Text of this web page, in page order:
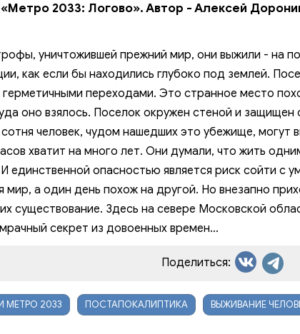
2033: Логово». Автор - Алексей
уничтожившей прежний мир, они выжили - на
как если бы находились глубоко под землей.
переходами. Это странное место
оно взялось. Поселок окружен стеной и
человек, чудом нашедших это убежище, могут
хватит на много лет. Они думали, что жить
единственной опасностью является риск сойти с
мир, а один день похож на другой. Но внезапно
существование. Здесь на севере Московской
секрет из довоенных времен…
Поделиться:
МЕТРО 2033 ПОСТАПОКАЛИПТИКА ВЫЖИВАНИЕ